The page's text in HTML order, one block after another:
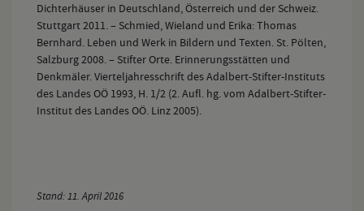
Dichterhäuser in Deutschland, Österreich und der Schweiz.
Stuttgart 2011. – Schmied, Wieland und Erika: Thomas
Bernhard. Leben und Werk in Bildern und Texten. St. Pölten,
Salzburg 2008. – Stifter Orte. Erinnerungsstätten und
Denkmäler. Vierteljahresschrift des Adalbert-Stifter-Instituts
des Landes OÖ 1993, H. 1/2 (2. Aufl. hg. vom Adalbert-Stifter-
Institut des Landes OÖ. Linz 2005).
Stand: 11. April 2016